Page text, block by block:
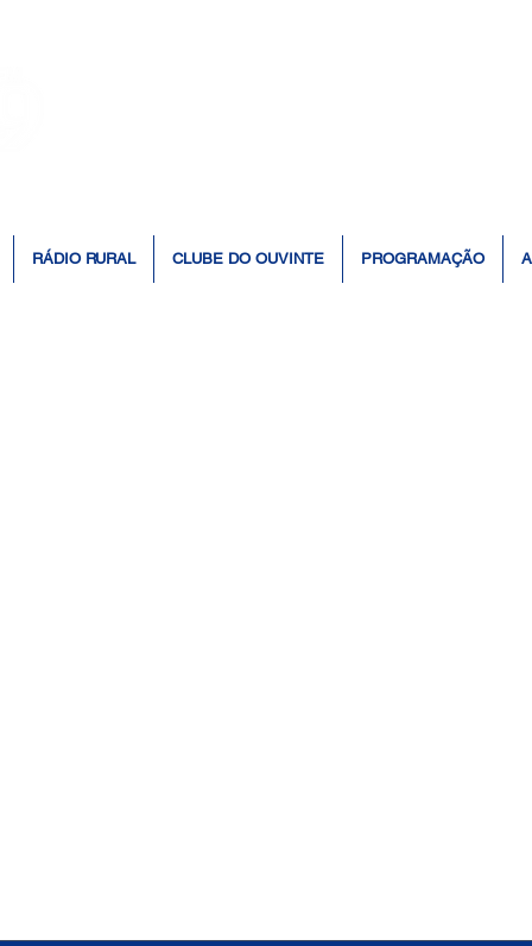
RÁDIO RURAL CLUBE DO OUVINTE PROGRAMAÇÃO